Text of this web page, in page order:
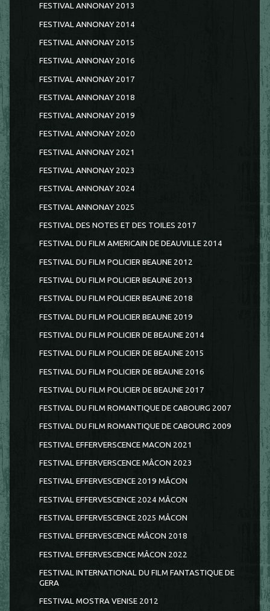
FESTIVAL ANNONAY 2013
FESTIVAL ANNONAY 2014
FESTIVAL ANNONAY 2015
FESTIVAL ANNONAY 2016
FESTIVAL ANNONAY 2017
FESTIVAL ANNONAY 2018
FESTIVAL ANNONAY 2019
FESTIVAL ANNONAY 2020
FESTIVAL ANNONAY 2021
FESTIVAL ANNONAY 2023
FESTIVAL ANNONAY 2024
FESTIVAL ANNONAY 2025
FESTIVAL DES NOTES ET DES TOILES 2017
FESTIVAL DU FILM AMERICAIN DE DEAUVILLE 2014
FESTIVAL DU FILM POLICIER BEAUNE 2012
FESTIVAL DU FILM POLICIER BEAUNE 2013
FESTIVAL DU FILM POLICIER BEAUNE 2018
FESTIVAL DU FILM POLICIER BEAUNE 2019
FESTIVAL DU FILM POLICIER DE BEAUNE 2014
FESTIVAL DU FILM POLICIER DE BEAUNE 2015
FESTIVAL DU FILM POLICIER DE BEAUNE 2016
FESTIVAL DU FILM POLICIER DE BEAUNE 2017
FESTIVAL DU FILM ROMANTIQUE DE CABOURG 2007
FESTIVAL DU FILM ROMANTIQUE DE CABOURG 2009
FESTIVAL EFFERVERSCENCE MACON 2021
FESTIVAL EFFERVERSCENCE MÂCON 2023
FESTIVAL EFFERVESCENCE 2019 MÂCON
FESTIVAL EFFERVESCENCE 2024 MÂCON
FESTIVAL EFFERVESCENCE 2025 MÂCON
FESTIVAL EFFERVESCENCE MÂCON 2018
FESTIVAL EFFERVESCENCE MÂCON 2022
FESTIVAL INTERNATIONAL DU FILM FANTASTIQUE DE
GERA
FESTIVAL MOSTRA VENISE 2012